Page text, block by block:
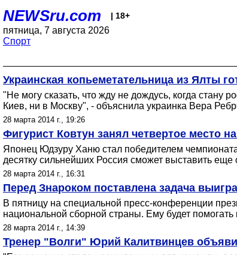
NEWSru.com | 18+
пятница, 7 августа 2026
Спорт
Украинская копьеметательница из Ялты
"Не могу сказать, что жду не дождусь, когда стану
Киев, ни в Москву", - объяснила украинка Вера
28 марта 2014 г., 19:26
Фигурист Ковтун занял четвертое место
Японец Юдзуру Ханю стал победителем
десятку сильнейших Россия сможет выставить еще
28 марта 2014 г., 16:31
Перед Знароком поставлена задача
В пятницу на специальной пресс-конференции
национальной сборной страны. Ему будет
28 марта 2014 г., 14:39
Тренер "Волги" Юрий Калитвинцев